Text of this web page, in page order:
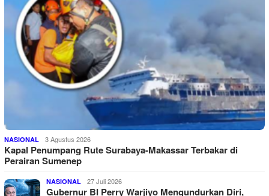
NASIONAL 3 Agustus 2026
Kapal Penumpang Rute Surabaya-Makassar Terbakar di
Perairan Sumenep
NASIONAL 27 Juli 2026
Gubernur BI Perry Warjiyo Mengundurkan Diri,